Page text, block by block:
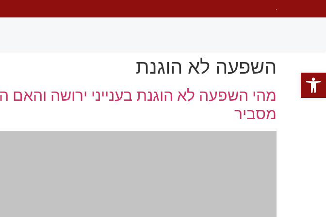
השפעה לא הוגנת
מהי השפעה לא הוגנת בענייני ירושה והאם
מסביר
פתח סרגל נגישות